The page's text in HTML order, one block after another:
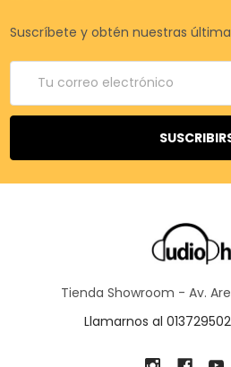
Suscríbete y obtén nuestras
Correo
electrónico
Tienda Showroom - Av.
Llamarnos al